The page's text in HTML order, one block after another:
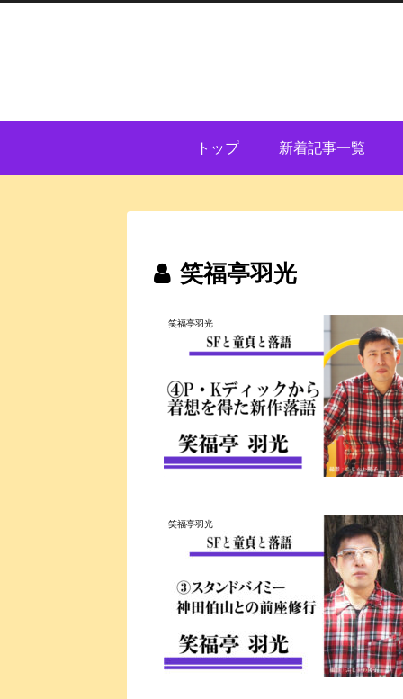
トップ 新着記事一覧
笑福亭羽光
笑福亭羽光
笑福亭羽光